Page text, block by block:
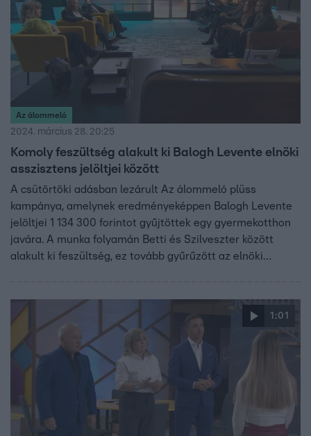
Az álommeló
2024. március 28. 20:25
Komoly feszültség alakult ki Balogh Levente elnöki
asszisztens jelöltjei között
A csütörtöki adásban lezárult Az álommeló plüss
kampánya, amelynek eredményeképpen Balogh Levente
jelöltjei 1 134 300 forintot gyűjtöttek egy gyermekotthon
javára. A munka folyamán Betti és Szilveszter között
alakult ki feszültség, ez tovább gyűrűzött az elnöki
úgy kívánta orvosolni, hogy azoknak, akiknek problémájuk
volt egymással, a következő napon is együtt kell
dolgozniuk. Ez Bettit érzékenyen érintette.
1:01